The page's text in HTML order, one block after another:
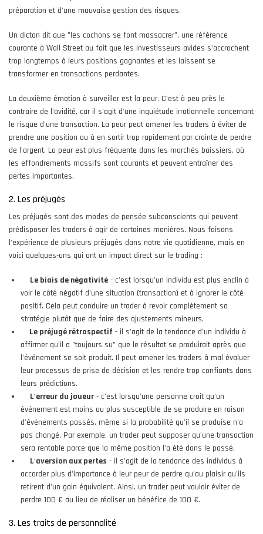
préparation et d'une mauvaise gestion des risques.
Un dicton dit que "les cochons se font massacrer", une référence
courante à Wall Street au fait que les investisseurs avides s'accrochent
trop longtemps à leurs positions gagnantes et les laissent se
transformer en transactions perdantes.
La deuxième émotion à surveiller est la peur. C'est à peu près le
contraire de l'avidité, car il s'agit d'une inquiétude irrationnelle concernant
le risque d'une transaction. La peur peut amener les traders à éviter de
prendre une position ou à en sortir trop rapidement par crainte de perdre
de l'argent. La peur est plus fréquente dans les marchés baissiers, où
les effondrements massifs sont courants et peuvent entraîner des
pertes importantes.
2. Les préjugés
Les préjugés sont des modes de pensée subconscients qui peuvent
prédisposer les traders à agir de certaines manières. Nous faisons
l'expérience de plusieurs préjugés dans notre vie quotidienne, mais en
voici quelques-uns qui ont un impact direct sur le trading :
Le biais de négativité - c'est lorsqu'un individu est plus enclin à
voir le côté négatif d'une situation (transaction) et à ignorer le côté
positif. Cela peut conduire un trader à revoir complètement sa
stratégie plutôt que de faire des ajustements mineurs.
Le préjugé rétrospectif - il s'agit de la tendance d'un individu à
affirmer qu'il a "toujours su" que le résultat se produirait après que
l'événement se soit produit. Il peut amener les traders à mal évaluer
leur processus de prise de décision et les rendre trop confiants dans
leurs prédictions.
L'erreur du joueur - c'est lorsqu'une personne croit qu'un
événement est moins ou plus susceptible de se produire en raison
d'événements passés, même si la probabilité qu'il se produise n'a
pas changé. Par exemple, un trader peut supposer qu'une transaction
sera rentable parce que la même position l'a été dans le passé.
L'aversion aux pertes - il s'agit de la tendance des individus à
accorder plus d'importance à leur peur de perdre qu'au plaisir qu'ils
retirent d'un gain équivalent. Ainsi, un trader peut vouloir éviter de
perdre 100 € au lieu de réaliser un bénéfice de 100 €.
3. Les traits de personnalité